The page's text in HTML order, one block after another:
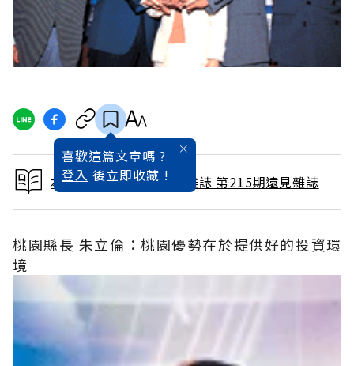
喜歡這篇文章嗎 ?
登入 後立即收藏 !
本文出自 2004 / 5月號雜誌 第215期遠見雜誌
桃園縣長 朱立倫：桃園優勢在於提供好的投資環
境